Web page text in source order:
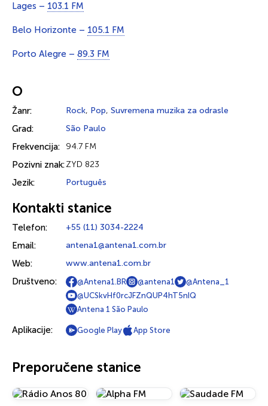
Lages – 103.1 FM
Belo Horizonte – 105.1 FM
Porto Alegre – 89.3 FM
O
Žanr: Rock, Pop, Suvremena muzika za odrasle
Grad: São Paulo
Frekvencija: 94.7 FM
Pozivni znak:ZYD 823
Jezik: Português
Kontakti stanice
Telefon: +55 (11) 3034-2224
Email: antena1@antena1.com.br
Web: www.antena1.com.br
Društveno: @Antena1.BR @antena1
@Antena_1
@UCSkvHf0rcJFZnQUP4hT5nIQ
Antena 1 São Paulo
Aplikacije: Google Play App Store
Preporučene stanice